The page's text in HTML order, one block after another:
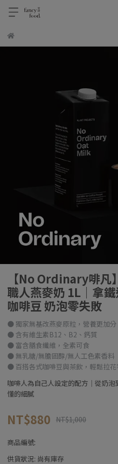
【No Ordinary啡凡
職人燕麥奶 1L｜拿
咖啡豆 奶泡零失敗
● 獨家無基改燕麥原粒，營養更加分
● 含有維生素B12、B2、鈣質
● 富含膳食纖維，全素可食
● 無乳糖/無膽固醇/無人工色素香料
● 百搭各式咖啡豆與茶飲，輕鬆拉花
咖啡人為自己人設定的配方｜從奶
懂的細膩
NT$880 NT$1,000
商品編號:
供貨狀況: 尚有庫存